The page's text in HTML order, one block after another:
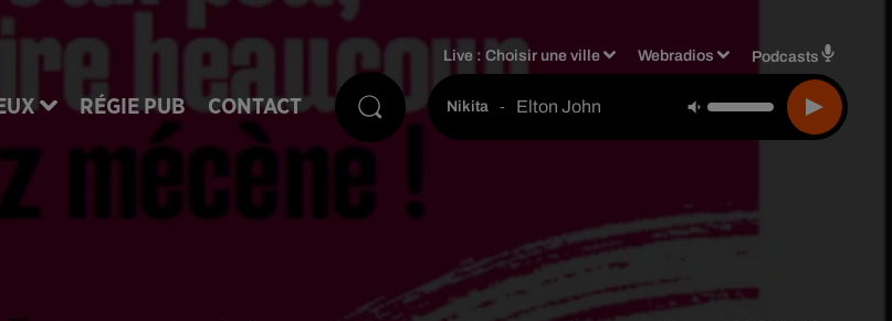
RÉGIE PUB CONTACT
Live :Choisir une ville Webradios Podcasts
Nikita - Elton John